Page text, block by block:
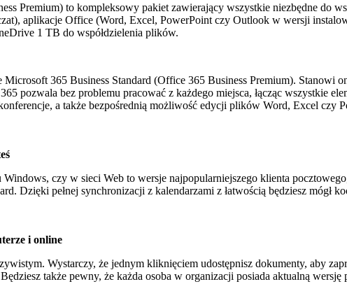
Premium) to kompleksowy pakiet zawierający wszystkie niezbędne do
aplikacje Office (Word, Excel, PowerPoint czy Outlook w wersji
1 TB do współdzielenia plików.
365 Business Standard (Office 365 Business Premium). Stanowi
pozwala bez problemu pracować z każdego miejsca, łącząc wszystkie
a także bezpośrednią możliwość edycji plików Word, Excel czy
czy w sieci Web to wersje najpopularniejszego klienta
Dzięki pełnej synchronizacji z kalendarzami z łatwością będziesz mógł
i online
Wystarczy, że jednym kliknięciem udostępnisz dokumenty, aby
także pewny, że każda osoba w organizacji posiada aktualną wersję